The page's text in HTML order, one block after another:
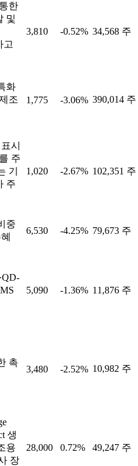
한
및
고
3,810 -0.52% 34,568 주
화
조
1,775 -3.06% 390,014 주
시
주
기
주
1,020 -2.67% 102,351 주
중
6,530 -4.25% 79,673 주
5,090 -1.36% 11,876 주
촉
3,480 -2.52% 10,982 주
생
용
장
28,000 0.72% 49,247 주